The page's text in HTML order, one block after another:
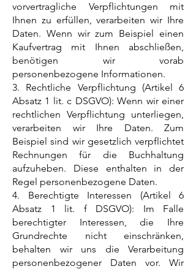
vorvertragliche Verpflichtungen mit
Ihnen zu erfüllen, verarbeiten wir Ihre
Daten. Wenn wir zum Beispiel einen
Kaufvertrag mit Ihnen abschließen,
benötigen wir vorab
personenbezogene Informationen.
3. Rechtliche Verpflichtung (Artikel 6
Absatz 1 lit. c DSGVO): Wenn wir einer
rechtlichen Verpflichtung unterliegen,
verarbeiten wir Ihre Daten. Zum
Beispiel sind wir gesetzlich verpflichtet
Rechnungen für die Buchhaltung
aufzuheben. Diese enthalten in der
Regel personenbezogene Daten.
4. Berechtigte Interessen (Artikel 6
Absatz 1 lit. f DSGVO): Im Falle
berechtigter Interessen, die Ihre
Grundrechte nicht einschränken,
behalten wir uns die Verarbeitung
personenbezogener Daten vor. Wir